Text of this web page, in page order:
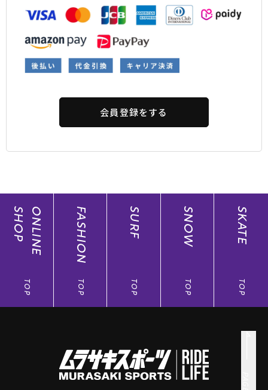
会員登録をする
ONLINE
SHOP
TOP
FASHION
TOP
SURF
TOP
SNOW
TOP
SKATE
TOP